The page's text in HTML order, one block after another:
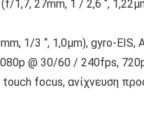
1,7, 27mm, 1 / 2,6 “,
1/3 “, 1,0μm), gyro-EIS,
@ 30/60 / 240fps,
touch focus, ανίχνευση